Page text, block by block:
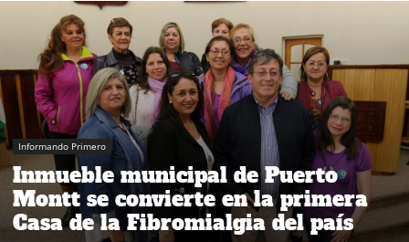
Informando Primero
Inmueble municipal de Puerto
Montt se convierte en la primera
Casa de la Fibromialgia del país